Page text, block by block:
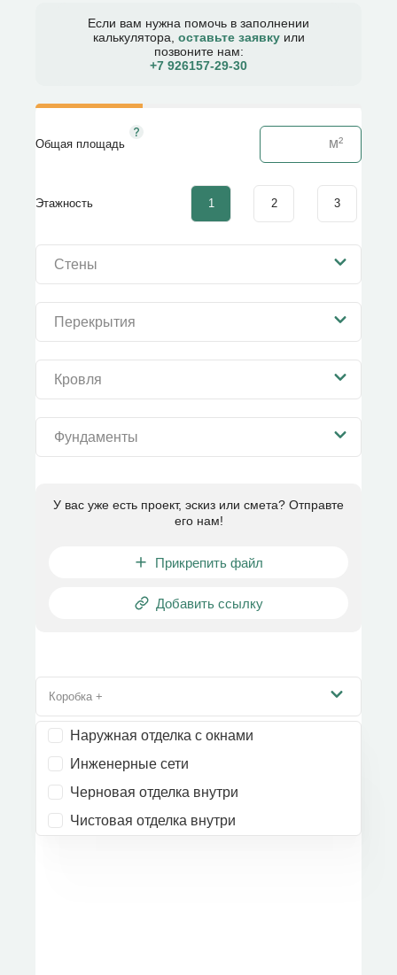
Если вам нужна помочь в заполнении
калькулятора, оставьте заявку или
позвоните нам:
+7 926157-29-30​
Общая площадь
Этажность 1 2 3
Стены
Перекрытия
Кровля
Фундаменты
У вас уже есть проект, эскиз или смета? Отправте
его нам!
Прикрепить файл
Добавить ссылку
Коробка +
Наружная отделка с окнами
Инженерные сети
Черновая отделка внутри
Чистовая отделка внутри